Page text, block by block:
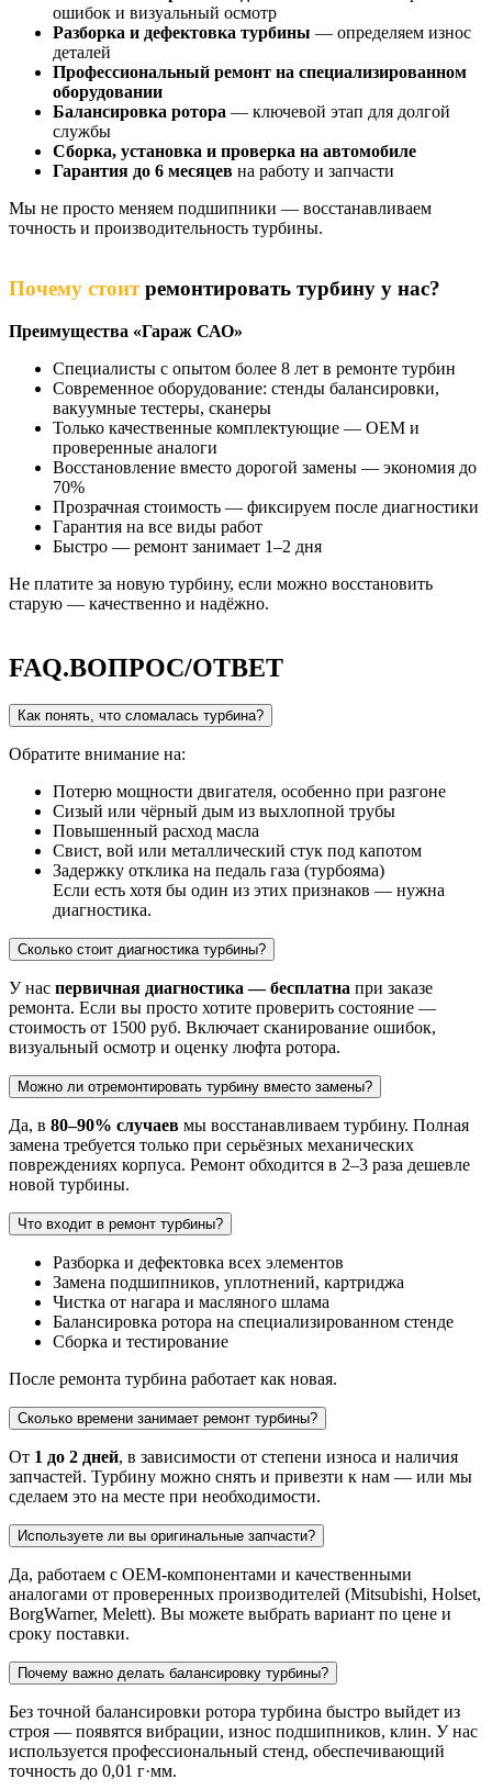
ошибок и визуальный осмотр
Разборка и дефектовка турбины — определяем износ
деталей
Профессиональный ремонт на специализированном
оборудовании
Балансировка ротора — ключевой этап для долгой
службы
Сборка, установка и проверка на автомобиле
Гарантия до 6 месяцев на работу и запчасти
Мы не просто меняем подшипники — восстанавливаем
точность и производительность турбины.
Почему стоит ремонтировать турбину у нас?
Преимущества «Гараж САО»
Специалисты с опытом более 8 лет в ремонте турбин
Современное оборудование: стенды балансировки,
вакуумные тестеры, сканеры
Только качественные комплектующие — OEM и
проверенные аналоги
Восстановление вместо дорогой замены — экономия до
70%
Прозрачная стоимость — фиксируем после диагностики
Гарантия на все виды работ
Быстро — ремонт занимает 1–2 дня
Не платите за новую турбину, если можно восстановить
старую — качественно и надёжно.
FAQ.ВОПРОС/ОТВЕТ
Как понять, что сломалась турбина?
Обратите внимание на:
Потерю мощности двигателя, особенно при разгоне
Сизый или чёрный дым из выхлопной трубы
Повышенный расход масла
Свист, вой или металлический стук под капотом
Задержку отклика на педаль газа (турбояма)
Если есть хотя бы один из этих признаков — нужна
диагностика.
Сколько стоит диагностика турбины?
У нас первичная диагностика — бесплатна при заказе
ремонта. Если вы просто хотите проверить состояние —
стоимость от 1500 руб. Включает сканирование ошибок,
визуальный осмотр и оценку люфта ротора.
Можно ли отремонтировать турбину вместо замены?
Да, в 80–90% случаев мы восстанавливаем турбину. Полная
замена требуется только при серьёзных механических
повреждениях корпуса. Ремонт обходится в 2–3 раза дешевле
новой турбины.
Что входит в ремонт турбины?
Разборка и дефектовка всех элементов
Замена подшипников, уплотнений, картриджа
Чистка от нагара и масляного шлама
Балансировка ротора на специализированном стенде
Сборка и тестирование
После ремонта турбина работает как новая.
Сколько времени занимает ремонт турбины?
От 1 до 2 дней, в зависимости от степени износа и наличия
запчастей. Турбину можно снять и привезти к нам — или мы
сделаем это на месте при необходимости.
Используете ли вы оригинальные запчасти?
Да, работаем с OEM-компонентами и качественными
аналогами от проверенных производителей (Mitsubishi, Holset,
BorgWarner, Melett). Вы можете выбрать вариант по цене и
сроку поставки.
Почему важно делать балансировку турбины?
Без точной балансировки ротора турбина быстро выйдет из
строя — появятся вибрации, износ подшипников, клин. У нас
используется профессиональный стенд, обеспечивающий
точность до 0,01 г·мм.